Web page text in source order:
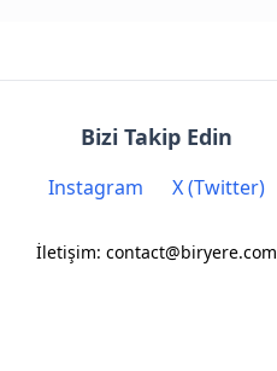
Bizi Takip Edin
Instagram X (Twitter)
İletişim: contact@biryere.com